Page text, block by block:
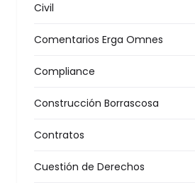
Civil
Comentarios Erga Omnes
Compliance
Construcción Borrascosa
Contratos
Cuestión de Derechos